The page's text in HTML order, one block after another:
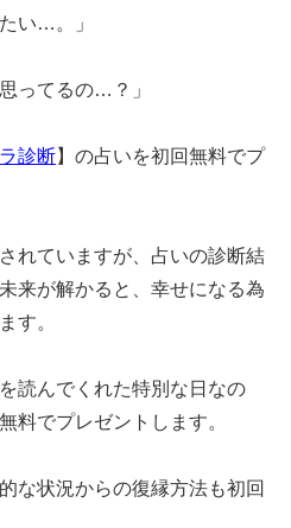
い…。」
ってるの…？」
診断】の占いを初回無料でプ
れていますが、占いの診断結
来が解かると、幸せになる為
す。
読んでくれた特別な日なの
料でプレゼントします。
な状況からの復縁方法も初回